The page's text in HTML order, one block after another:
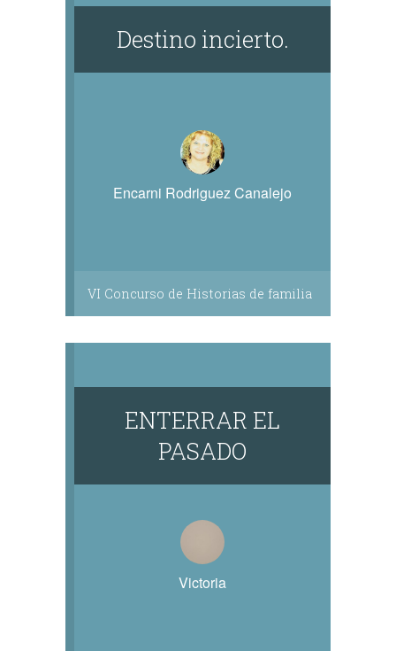
Destino incierto.
Encarni Rodriguez Canalejo
VI Concurso de Historias de familia
ENTERRAR EL
PASADO
Victoria